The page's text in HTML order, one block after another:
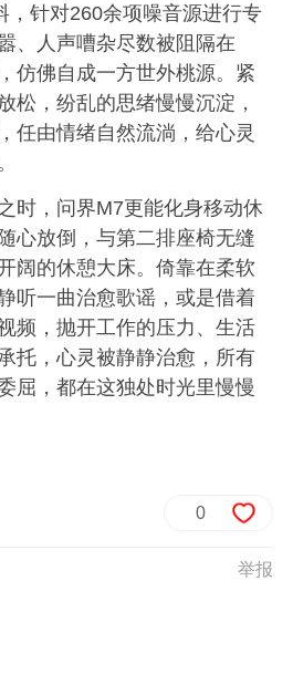
，针对260余项噪音源进行专
、人声嘈杂尽数被阻隔在
仿佛自成一方世外桃源。紧
松，纷乱的思绪慢慢沉淀，
任由情绪自然流淌，给心灵
时，问界M7更能化身移动休
心放倒，与第二排座椅无缝
阔的休憩大床。倚靠在柔软
听一曲治愈歌谣，或是借着
频，抛开工作的压力、生活
托，心灵被静静治愈，所有
屈，都在这独处时光里慢慢
0
举报